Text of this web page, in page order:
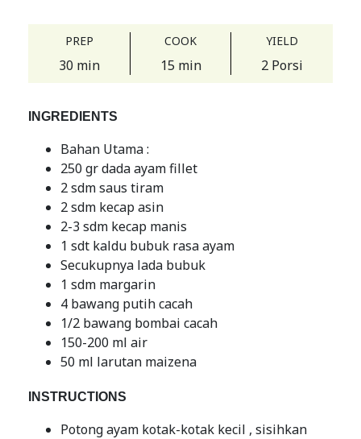
PREP
30 min
COOK
15 min
YIELD
2 Porsi
INGREDIENTS
Bahan Utama :
250 gr dada ayam fillet
2 sdm saus tiram
2 sdm kecap asin
2-3 sdm kecap manis
1 sdt kaldu bubuk rasa ayam
Secukupnya lada bubuk
1 sdm margarin
4 bawang putih cacah
1/2 bawang bombai cacah
150-200 ml air
50 ml larutan maizena
INSTRUCTIONS
Potong ayam kotak-kotak kecil , sisihkan